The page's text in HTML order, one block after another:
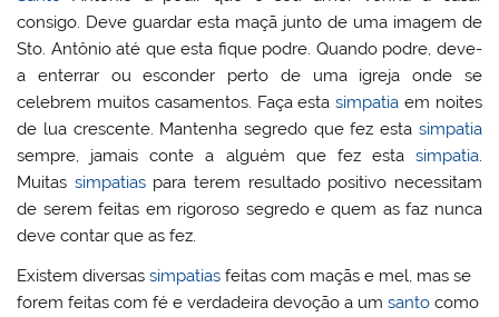
consigo. Deve guardar esta maçã junto de uma imagem de
Sto. Antônio até que esta fique podre. Quando podre, deve-
a enterrar ou esconder perto de uma igreja onde se
celebrem muitos casamentos. Faça estasimpatia em noites
de lua crescente. Mantenha segredo que fez esta simpatia
sempre, jamais conte a alguém que fez esta simpatia.
Muitas simpatiaspara terem resultado positivo necessitam
de serem feitas em rigoroso segredo e quem as faz nunca
deve contar que as fez.
Existem diversassimpatias feitas com maçãs e mel, mas se
forem feitas com fé e verdadeira devoção a umsanto como